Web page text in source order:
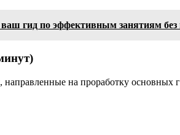
гид по эффективным занятиям без
направленные на проработку